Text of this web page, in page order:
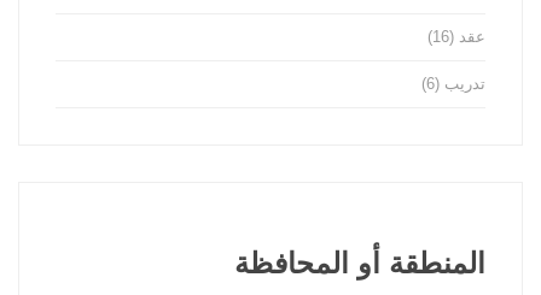
عقد (16)
تدريب (6)
المنطقة أو المحافظة